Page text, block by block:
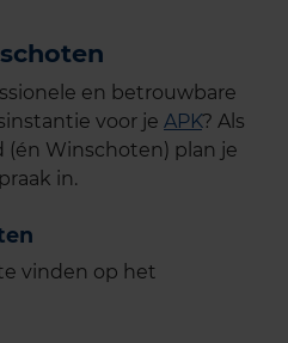
en betrouwbare
voor je APK? Als
Winschoten) plan je
in.
vinden op het